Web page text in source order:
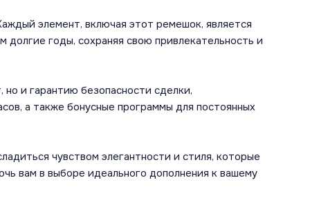
элемент, включая этот ремешок, является
годы, сохраняя свою привлекательность и
и гарантию безопасности сделки,
а также бонусные программы для постоянных
чувством элегантности и стиля, которые
вам в выборе идеального дополнения к вашему